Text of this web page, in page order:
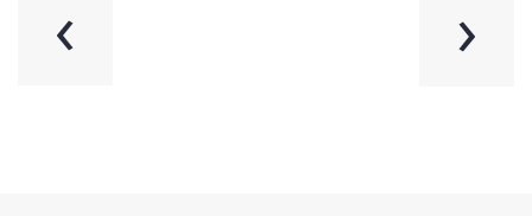
‹ ›